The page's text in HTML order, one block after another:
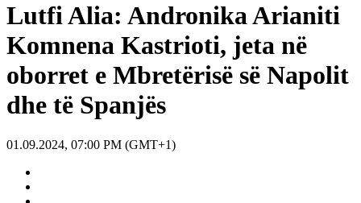
Lutfi Alia: Andronika Arianiti
Komnena Kastrioti, jeta në
oborret e Mbretërisë së Napolit
dhe të Spanjës
01.09.2024, 07:00 PM (GMT+1)